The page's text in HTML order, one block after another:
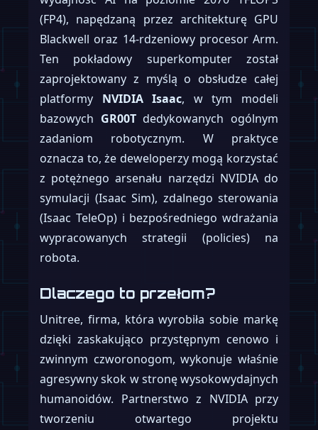
(FP4), napędzaną przez architekturę GPU
Blackwell oraz 14-rdzeniowy procesor Arm.
Ten pokładowy superkomputer został
zaprojektowany z myślą o obsłudze całej
platformy NVIDIA Isaac, w tym modeli
bazowych GR00Tdedykowanych ogólnym
zadaniom robotycznym. W praktyce
oznacza to, że deweloperzy mogą korzystać
z potężnego arsenału narzędzi NVIDIA do
symulacji (Isaac Sim), zdalnego sterowania
(Isaac TeleOp) i bezpośredniego wdrażania
wypracowanych strategii (policies) na
robota.
Dlaczego to przełom?
Unitree, firma, która wyrobiła sobie markę
dzięki zaskakująco przystępnym cenowo i
zwinnym czworonogom, wykonuje właśnie
agresywny skok w stronę wysokowydajnych
humanoidów. Partnerstwo z NVIDIA przy
tworzeniu otwartego projektu